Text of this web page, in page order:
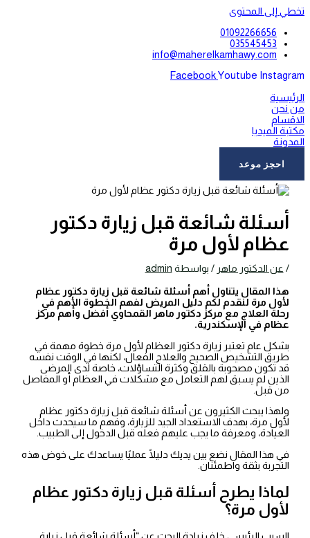
تخطي إلى المحتوى
01092266656
035545453
info@maherelkamhawy.com
FacebookYoutube Instagram
الرئيسية
من نحن
الاقسام
مكتبة الميديا
المدونة
احجز موعد
أسئلة شائعة قبل زيارة دكتور
عظام لأول مرة
/ عن الدكتور ماهر / بواسطة admin
هذا المقال يتناول أهم أسئلة شائعة قبل زيارة دكتور عظام
لأول مرة لنقدم لكم دليل المريض لفهم الخطوة الأهم في
رحلة العلاج مع مركز دكتور ماهر القمحاوي أفضل وأهم مركز
عظام في الإسكندرية.
بشكل عام تعتبر زيارة دكتور العظام لأول مرة خطوة مهمة في
طريق التشخيص الصحيح والعلاج الفعال، لكنها في الوقت نفسه
قد تكون مصحوبة بالقلق وكثرة التساؤلات، خاصة لدى المرضى
الذين لم يسبق لهم التعامل مع مشكلات في العظام أو المفاصل
من قبل.
ولهذا يبحث الكثيرون عن أسئلة شائعة قبل زيارة دكتور عظام
لأول مرة، بهدف الاستعداد الجيد للزيارة، وفهم ما سيحدث داخل
العيادة، ومعرفة ما يجب عليهم فعله قبل الدخول إلى الطبيب.
في هذا المقال نضع بين يديك دليلًا عمليًا يساعدك على خوض هذه
التجربة بثقة واطمئنان.
لماذا يطرح أسئلة قبل زيارة دكتور عظام
لأول مرة؟